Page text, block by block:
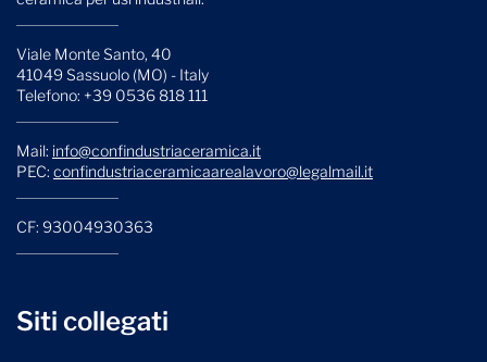
Viale Monte Santo, 40
41049 Sassuolo (MO) - Italy
Telefono: +39 0536 818 111
Mail: info@confindustriaceramica.it
PEC: confindustriaceramicaarealavoro@legalmail.it
CF: 93004930363
Siti collegati